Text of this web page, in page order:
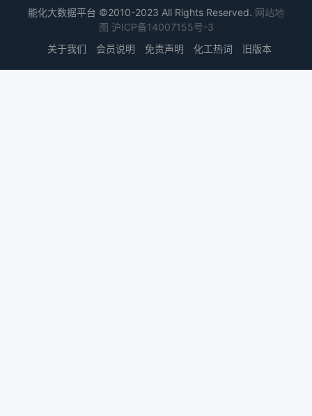
及最终将出净化系统的精制气的总硫控制在
0.5mg/m3导淋阀堵塞问题3.1NHD溶液湿法脱硫净
化系统自投运开车后,就经常出现变换气分离脱硫系
能化大数据平台 ©2010-2023 All Rights Reserved. 网站地
图 沪ICP备14007155号-3
关于我们
会员说明 免责声明 化工热词 旧版本